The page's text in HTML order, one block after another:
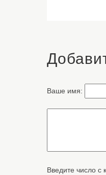
Ваше имя:
Введите число с